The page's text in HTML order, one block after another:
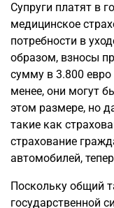
Супруги платят в
медицинское
потребности в
образом, взносы
сумму в 3.800
менее, они могут
этом размере, но
такие как
страхование
автомобилей,
Поскольку общий
государственной